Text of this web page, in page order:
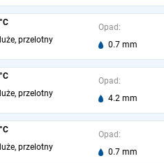
przelotny
Opad:
0.7 mm
przelotny
Opad:
4.2 mm
przelotny
Opad:
0.7 mm